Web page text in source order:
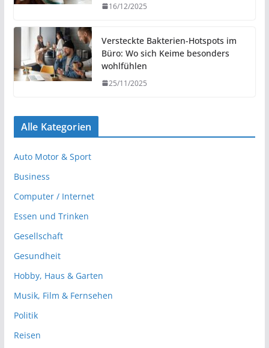
16/12/2025
Versteckte Bakterien-Hotspots im
Büro: Wo sich Keime besonders
wohlfühlen
25/11/2025
Alle Kategorien
Auto Motor & Sport
Business
Computer / Internet
Essen und Trinken
Gesellschaft
Gesundheit
Hobby, Haus & Garten
Musik, Film & Fernsehen
Politik
Reisen